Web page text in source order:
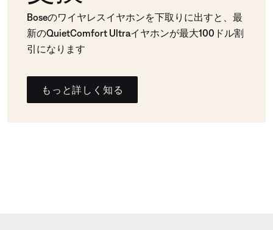
Boseのワイヤレスイヤホンを下取りに出すと、最
新のQuietComfort Ultraイヤホンが最大100ドル割
引になります
もっと詳しく知る